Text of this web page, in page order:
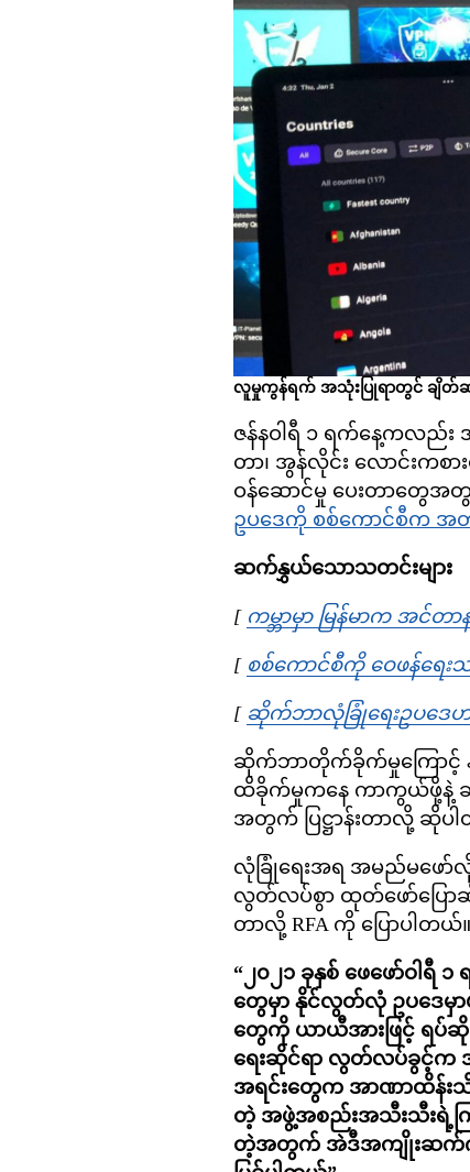
လူမှုကွန်ရက် အသုံးပြုရာတွင် ချိတ်ဆက်
ဇန်နဝါရီ ၁ ရက်နေ့ကလည်
တာ၊ အွန်လိုင်း လောင်းကစား
ဝန်ဆောင်မှု ပေးတာတွေအ
ဥပဒေကို စစ်ကောင်စီက အတည်
ဆက်နွှယ်သောသတင်းများ
[ ကမ္ဘာမှာ မြန်မာက အင်
[ စစ်ကောင်စီကို ဝေဖန်ရေးသ
[ ဆိုက်ဘာလုံခြုံရေးဥပဒေ
ဆိုက်ဘာတိုက်ခိုက်မှုကြောင့် နို
ထိခိုက်မှုကနေ ကာကွယ်ဖို့နဲ့
အတွက် ပြဋ္ဌာန်းတာလို့ ဆိုပ
လုံခြုံရေးအရ အမည်မဖော်
လွတ်လပ်စွာ ထုတ်ဖော်ပြော
တာလို့ RFA ကို ပြောပါတယ်။
“၂၀၂၁ ခုနှစ် ဖေဖော်ဝါရီ
တွေမှာ နိုင်လွတ်လုံ ဥပဒေမှာပ
တွေကို ယာယီအားဖြင့် ရပ်
ရေးဆိုင်ရာ လွတ်လပ်ခွင့်က အဲ
အရင်းတွေက အာဏာထိန်းသိ
တဲ့ အဖွဲ့အစည်းအသီးသီးရဲ့ကြား
တဲ့အတွက် အဲဒီအကျိုးဆက်ကို က